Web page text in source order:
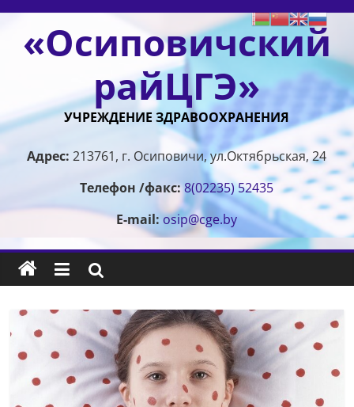
Перейти
содержимому
«Осиповичский
райЦГЭ»
УЧРЕЖДЕНИЕ ЗДРАВООХРАНЕНИЯ
Адрес: 213761, г. Осиповичи, ул.Октябрьская, 24
Телефон /факс:8(02235) 52435
E-mail: osip@cge.by